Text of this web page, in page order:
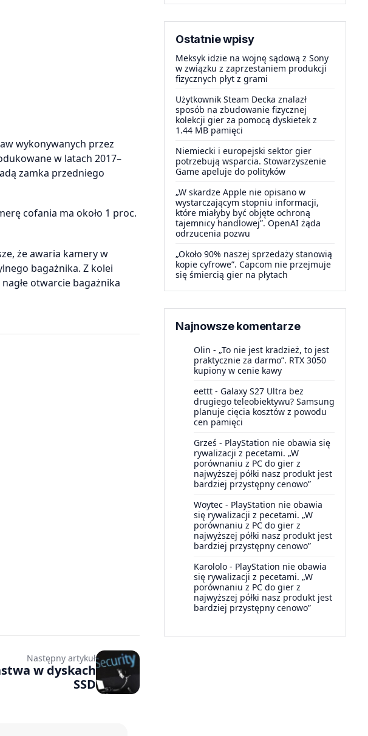
wykonywanych przez
w latach 2017–
zamka przedniego
cofania ma około 1 proc.
że awaria kamery w
bagażnika. Z kolei
otwarcie bagażnika
Ostatnie wpisy
Meksyk idzie na wojnę sądową z Sony
w związku z zaprzestaniem produkcji
fizycznych płyt z grami
Użytkownik Steam Decka znalazł
sposób na zbudowanie fizycznej
kolekcji gier za pomocą dyskietek z
1.44 MB pamięci
Niemiecki i europejski sektor gier
potrzebują wsparcia. Stowarzyszenie
Game apeluje do polityków
„W skardze Apple nie opisano w
wystarczającym stopniu informacji,
które miałyby być objęte ochroną
tajemnicy handlowej”. OpenAI żąda
odrzucenia pozwu
„Około 90% naszej sprzedaży stanowią
kopie cyfrowe”. Capcom nie przejmuje
się śmiercią gier na płytach
Najnowsze komentarze
Olin - „To nie jest kradzież, to jest
praktycznie za darmo”. RTX 3050
kupiony w cenie kawy
eettt - Galaxy S27 Ultra bez
drugiego teleobiektywu? Samsung
planuje cięcia kosztów z powodu
cen pamięci
Grześ - PlayStation nie obawia się
rywalizacji z pecetami. „W
porównaniu z PC do gier z
najwyższej półki nasz produkt jest
bardziej przystępny cenowo”
Woytec - PlayStation nie obawia
się rywalizacji z pecetami. „W
porównaniu z PC do gier z
najwyższej półki nasz produkt jest
bardziej przystępny cenowo”
Karololo - PlayStation nie obawia
się rywalizacji z pecetami. „W
porównaniu z PC do gier z
najwyższej półki nasz produkt jest
bardziej przystępny cenowo”
Następny artykuł
w dyskach
SSD